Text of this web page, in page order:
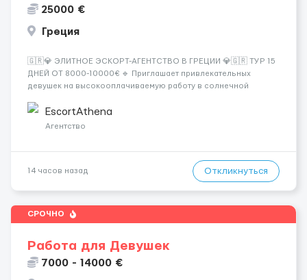
25000 €
Греция
🇬🇷💎 ЭЛИТНОЕ ЭСКОРТ-АГЕНТСТВО В ГРЕЦИИ 💎🇬🇷 ТУР 15
ДНЕЙ ОТ 8000-10000€ 🔹 Приглашает привлекательных
девушек на высокооплачиваемую работу в солнечной
хорошие деньги 💶 — это предложение для тебя! 🔹
Требования: ✔️ Возраст от ...
EscortAthena
Агентство
14 часов назад Откликнуться
СРОЧНО
Работа для Девушек
7000 - 14000 €